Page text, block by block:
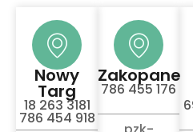
Nowy
Targ
18 263 3181
786 454 918
Zakopane
786 455 176